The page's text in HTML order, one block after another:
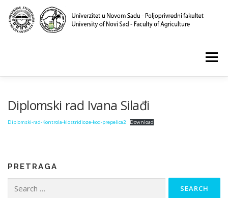
content
Menu
Diplomski rad Ivana Silađi
Diplomski-rad-Kontrola-klostridioze-kod-prepelica2 Download
PRETRAGA
for: